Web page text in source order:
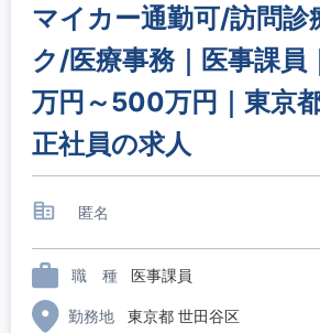
マイカー通勤可/訪問診
ク/医療事務｜医事課
万円～500万円｜東京都
正社員の求人
匿名
職 種 医事課員
勤務地 東京都 世田谷区